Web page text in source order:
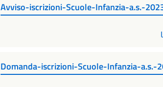
Avviso-iscrizioni-Scuole-Infanzia-a.s.-
Domanda-iscrizioni-Scuole-Infanzia-a.s.-